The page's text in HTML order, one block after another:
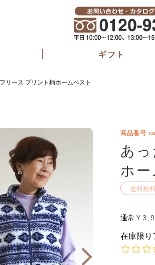
ギフト
リース プリント柄ホームベスト
商品番号
あ
ホー
送料無
通常 ¥
在庫限り